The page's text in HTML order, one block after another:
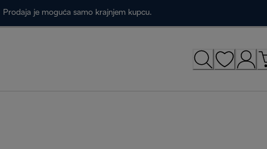
je moguća samo krajnjem kupcu.